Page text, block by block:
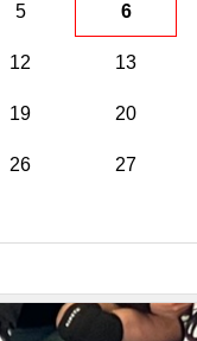
5 6
12 13
19 20
26 27